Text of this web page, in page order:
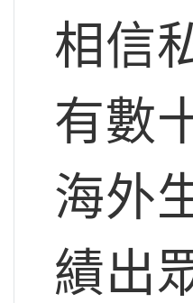
相信
有數
海外
績出